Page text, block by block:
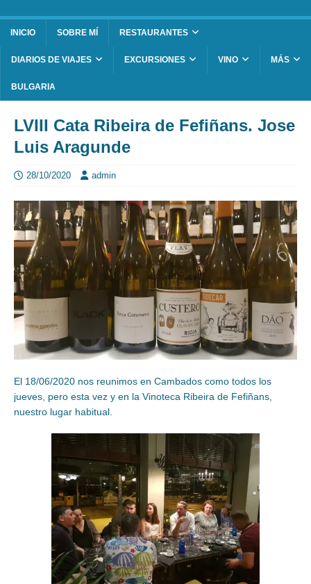
INICIO SOBRE MÍ RESTAURANTES
DIARIOS DE VIAJES EXCURSIONES VINO MÁS
BULGARIA
LVIII Cata Ribeira de Fefiñans. Jose
Luis Aragunde
28/10/2020 admin
El 18/06/2020 nos reunimos en Cambados como todos los
jueves, pero esta vez y en la Vinoteca Ribeira de Fefiñans,
nuestro lugar habitual.